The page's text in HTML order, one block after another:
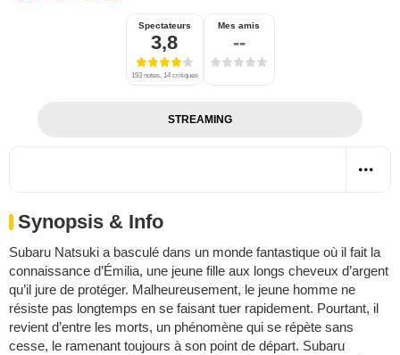
Spectateurs
3,8
193 notes, 14 critiques
Mes amis
--
STREAMING
Synopsis & Info
Subaru Natsuki a basculé dans un monde fantastique où il fait la
connaissance d’Émilia, une jeune fille aux longs cheveux d’argent
qu’il jure de protéger. Malheureusement, le jeune homme ne
résiste pas longtemps en se faisant tuer rapidement. Pourtant, il
revient d’entre les morts, un phénomène qui se répète sans
cesse, le ramenant toujours à son point de départ. Subaru